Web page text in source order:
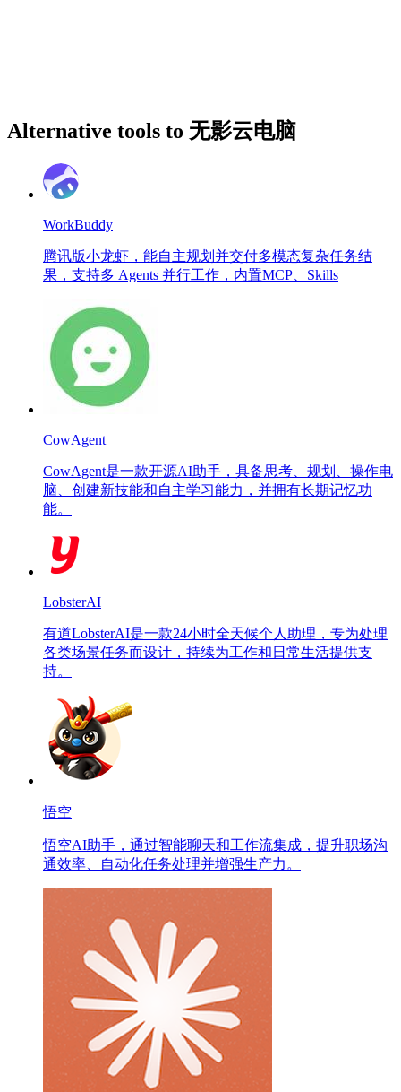
Alternative tools to 无影云电脑
WorkBuddy
腾讯版小龙虾，能自主规划并交付多模态复杂任务结
果，支持多 Agents 并行工作，内置MCP、Skills
CowAgent
CowAgent是一款开源AI助手，具备思考、规划、操作电
脑、创建新技能和自主学习能力，并拥有长期记忆功
能。
LobsterAI
有道LobsterAI是一款24小时全天候个人助理，专为处理
各类场景任务而设计，持续为工作和日常生活提供支
持。
悟空
悟空AI助手，通过智能聊天和工作流集成，提升职场沟
通效率、自动化任务处理并增强生产力。